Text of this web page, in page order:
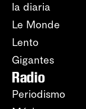
la diaria
Le Monde
Lento
Gigantes
Radio
Periodismo